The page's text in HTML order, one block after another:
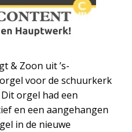
& Zoon uit ’s-
voor de schuurkerk
orgel had een
en een aangehangen
in de nieuwe